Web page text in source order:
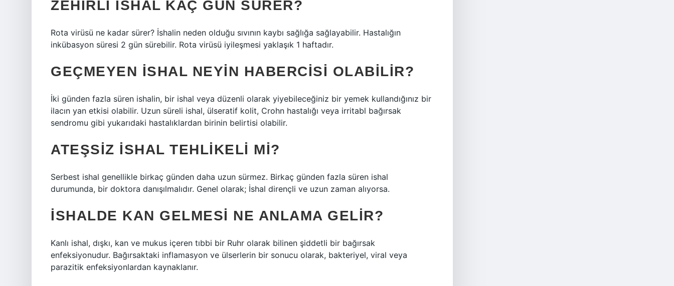
ZEHIRLI ISHAL KAÇ GÜN SÜRER?
Rota virüsü ne kadar sürer? İshalin neden olduğu sıvının kaybı sağlığa sağlayabilir. Hastalığın
inkübasyon süresi 2 gün sürebilir. Rota virüsü iyileşmesi yaklaşık 1 haftadır.
GEÇMEYEN ISHAL NEYIN HABERCISI OLABILIR?
İki günden fazla süren ishalin, bir ishal veya düzenli olarak yiyebileceğiniz bir yemek kullandığınız bir
ilacın yan etkisi olabilir. Uzun süreli ishal, ülseratif kolit, Crohn hastalığı veya irritabl bağırsak
sendromu gibi yukarıdaki hastalıklardan birinin belirtisi olabilir.
ATEŞSIZ ISHAL TEHLIKELI MI?
Serbest ishal genellikle birkaç günden daha uzun sürmez. Birkaç günden fazla süren ishal
durumunda, bir doktora danışılmalıdır. Genel olarak; İshal dirençli ve uzun zaman alıyorsa.
İSHALDE KAN GELMESI NE ANLAMA GELIR?
Kanlı ishal, dışkı, kan ve mukus içeren tıbbi bir Ruhr olarak bilinen şiddetli bir bağırsak
enfeksiyonudur. Bağırsaktaki inflamasyon ve ülserlerin bir sonucu olarak, bakteriyel, viral veya
parazitik enfeksiyonlardan kaynaklanır.